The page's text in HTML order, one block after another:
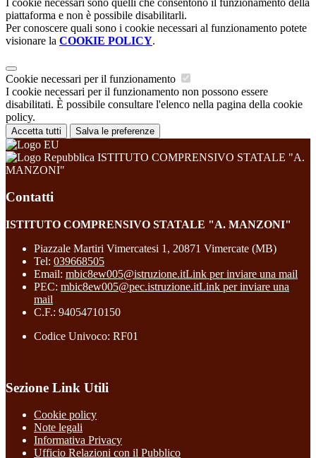
piattaforma e non è possibile disabilitarli.
Per conoscere quali sono i cookie necessari al funzionamento potete
visionare la COOKIE POLICY.
Cookie necessari per il funzionamento
I cookie necessari per il funzionamento non possono essere
disabilitati. È possibile consultare l'elenco nella pagina della cookie
policy.
Accetta tutti Salva le preferenze
ISTITUTO COMPRENSIVO STATALE "A.
MANZONI"
Contatti
ISTITUTO COMPRENSIVO STATALE "A. MANZONI"
Piazzale Martiri Vimercatesi 1, 20871 Vimercate (MB)
Tel: 039668505
Email: mbic8ew005@istruzione.itLink per inviare una mail
PEC: mbic8ew005@pec.istruzione.itLink per inviare una
mail
C.F.: 94054710150
Codice Univoco: RF01
Sezione Link Utili
Cookie policy
Note legali
Informativa Privacy
Ufficio Relazioni con il Pubblico